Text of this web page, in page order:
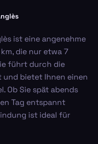
ist eine angenehme
die nur etwa 7
führt durch die
und bietet Ihnen einen
Ob Sie spät abends
Tag entspannt
ist ideal für